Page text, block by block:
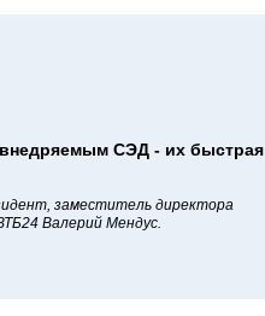
СЭД - их быстрая
заместитель директора
Валерий Мендус.